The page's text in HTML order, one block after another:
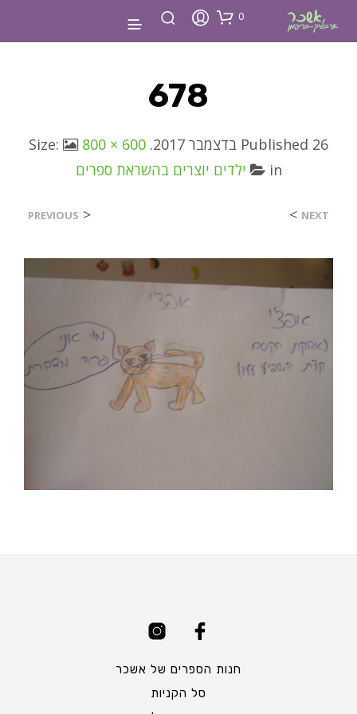
0
678
Published 26 בדצמבר 2017 . Size:
800 × 600
in
ילדים יוצרים בהשראת ספרים
<
PREVIOUS NEXT
>
חנות הספרים של אשכר
סל הקניות